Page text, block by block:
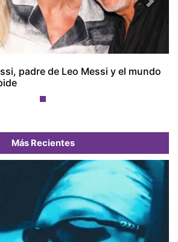
padre de Leo Messi y el mundo
Next
Más Recientes